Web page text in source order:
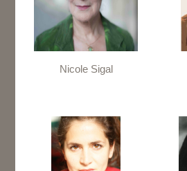
Nicole Sigal